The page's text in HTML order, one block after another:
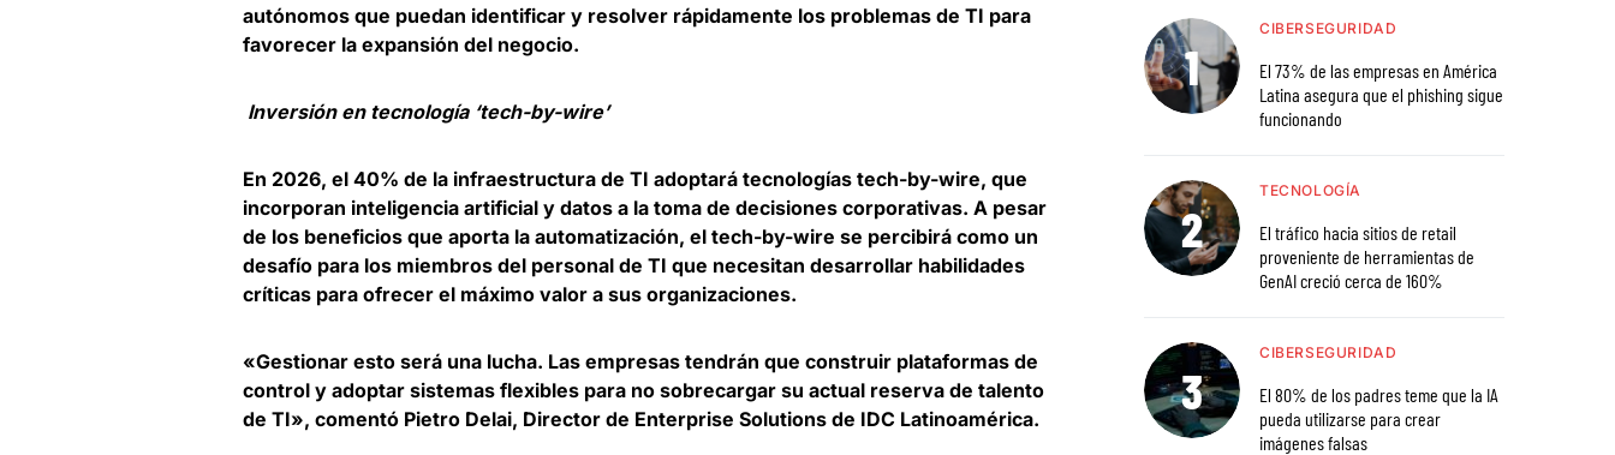
autónomos que puedan identificar y resolver rápidamente los problemas de TI para
favorecer la expansión del negocio.
Inversión en tecnología ‘tech-by-wire’
En 2026, el 40% de la infraestructura de TI adoptará tecnologías tech-by-wire, que
incorporan inteligencia artificial y datos a la toma de decisiones corporativas. A pesar
de los beneficios que aporta la automatización, el tech-by-wire se percibirá como un
desafío para los miembros del personal de TI que necesitan desarrollar habilidades
críticas para ofrecer el máximo valor a sus organizaciones.
«Gestionar esto será una lucha. Las empresas tendrán que construir plataformas de
control y adoptar sistemas flexibles para no sobrecargar su actual reserva de talento
de TI», comentó Pietro Delai, Director de Enterprise Solutions de IDC Latinoamérica.
CIBERSEGURIDAD
El 73% de las empresas en América
Latina asegura que el phishing sigue
funcionando
TECNOLOGÍA
El tráfico hacia sitios de retail
proveniente de herramientas de
GenAI creció cerca de 160%
CIBERSEGURIDAD
El 80% de los padres teme que la IA
pueda utilizarse para crear
imágenes falsas